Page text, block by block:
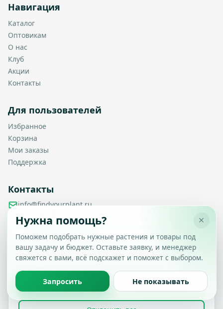
Навигация
Каталог
Оптовикам
О нас
Клуб
Акции
Контакты
Для пользователей
Избранное
Корзина
Мои заказы
Поддержка
Контакты
info@findyourplant.ru
support@findyourplant.ru
findyourplantofficial@gmail.com
+7 929 115-17-50
Санкт-Петербург, Гражданский проспект, д. 104, корп. 1,
литера А, офис 430
Настройка конфиденциальности
Вы можете выбрать, какие типы файлов cookie
разрешить.
Политика обработки данных
Принять все
Нужна помощь?
Поможем подобрать нужные растения и товары под
вашу задачу и бюджет. Оставьте заявку, и менеджер
свяжется с вами, всё подскажет и поможет с выбором.
Запросить Не показывать